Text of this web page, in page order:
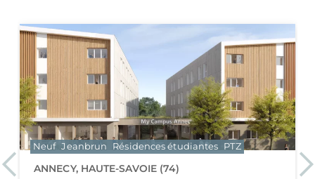
PreviousAVIGNON, VAUCLUSE (84)
Neuf Jeanbrun Résidences étudiantes PTZ